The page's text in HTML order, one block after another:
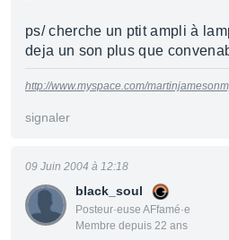
ps/ cherche un ptit ampli à
deja un son plus que
http://www.myspace.com/
signaler
black_soul
Posteur·euse AFfamé·e
Membre depuis 22 ans
09 Juin 2004 à 12:18